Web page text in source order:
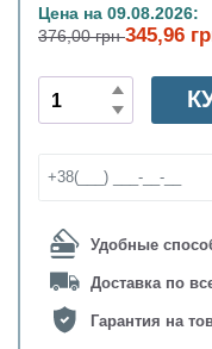
Цена на 09.08.2026:
376,00 грн345,96
Удобные
Доставка по
Гарантия на